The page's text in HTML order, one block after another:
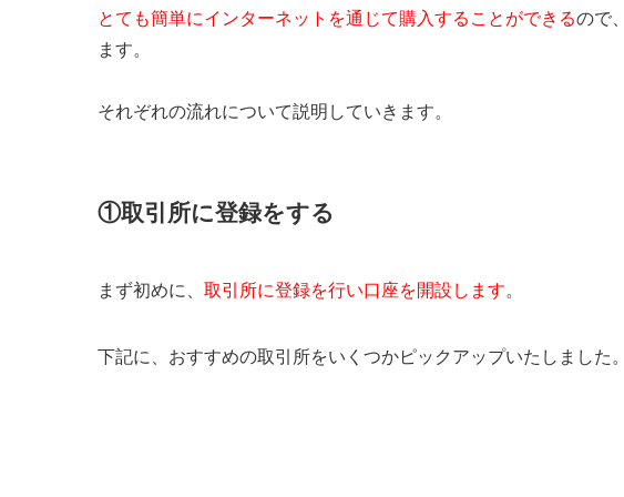
とても簡単にインターネットを通じて購入することができるので
ます。
それぞれの流れについて説明していきます。
①取引所に登録をする
まず初めに、 取引所に登録を行い口座を開設します。
下記に、おすすめの取引所をいくつかピックアップいたしました。